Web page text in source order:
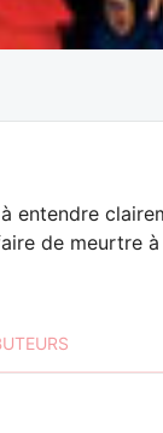
entendre
de meurtre